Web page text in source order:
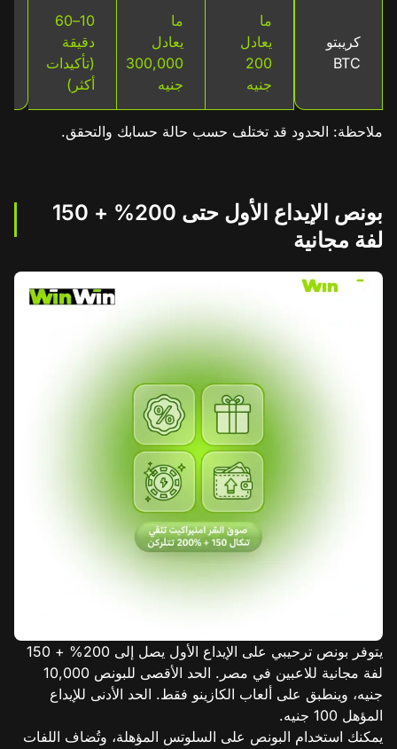
كريبتو
BTC
ما
يعادل
200
جنيه
ما
يعادل
300,000
جنيه
10–60
دقيقة
(تأكيدات
أكثر)
ملاحظة: الحدود قد تختلف حسب حالة حسابك والتحقق.
بونص الإيداع الأول حتى 200% + 150
لفة مجانية
يتوفر بونص ترحيبي على الإيداع الأول يصل إلى 200% + 150
لفة مجانية للاعبين في مصر. الحد الأقصى للبونص 10,000
جنيه، وينطبق على ألعاب الكازينو فقط. الحد الأدنى للإيداع
المؤهل 100 جنيه.
يمكنك استخدام البونص على السلوتس المؤهلة، وتُضاف اللفات